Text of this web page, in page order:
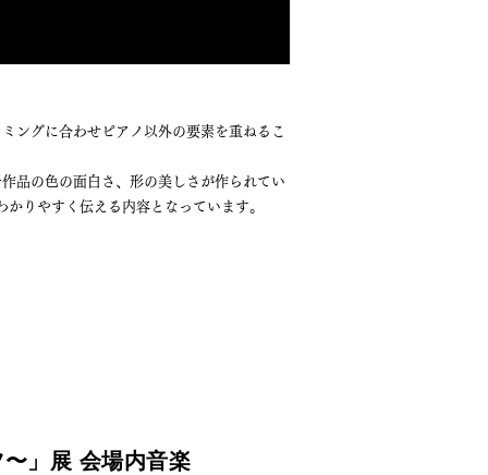
ングに合わせピアノ以外の要素を重ねるこ
品の色の面白さ、形の美しさが作られてい
りやすく伝える内容となっています。
」展 会場内音楽